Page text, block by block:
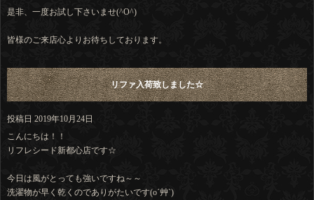
是非、一度お試し下さいませ(^O^)
皆様のご来店心よりお待ちしております。
リファ入荷致しました☆
投稿日 2019年10月24日
こんにちは！！
リフレシード新都心店です☆
今日は風がとっても強いですね～～
洗濯物が早く乾くのでありがたいです(o´艸`)